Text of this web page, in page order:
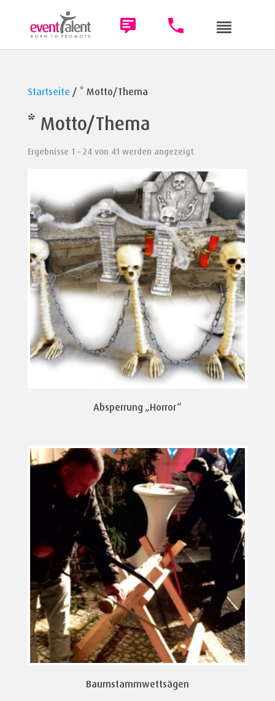
Startseite / * Motto/Thema
* Motto/Thema
Ergebnisse 1 – 24 von 41 werden angezeigt
Absperrung „Horror“
Baumstammwettsägen